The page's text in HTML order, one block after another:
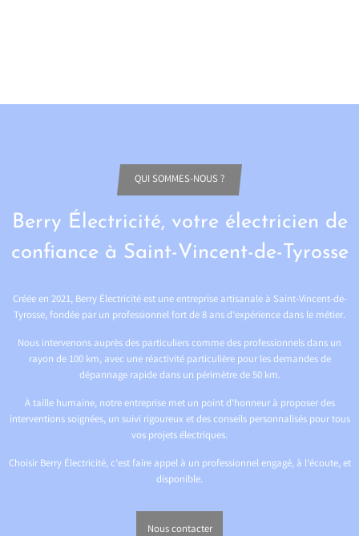
QUI SOMMES-NOUS ?
Berry Électricité, votre électricien de
confiance à Saint-Vincent-de-Tyrosse
Créée en 2021, Berry Électricité est une entreprise artisanale à Saint-Vincent-de-
Tyrosse, fondée par un professionnel fort de 8 ans d’expérience dans le métier.
Nous intervenons auprès des particuliers comme des professionnels dans un
rayon de 100 km, avec une réactivité particulière pour les demandes de
dépannage rapide dans un périmètre de 50 km.
À taille humaine, notre entreprise met un point d’honneur à proposer des
interventions soignées, un suivi rigoureux et des conseils personnalisés pour tous
vos projets électriques.
Choisir Berry Électricité, c’est faire appel à un professionnel engagé, à l’écoute, et
disponible.
Nous contacter